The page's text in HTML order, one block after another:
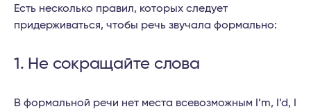
Есть несколько правил, которых следует
придерживаться, чтобы речь звучала формально:
1. Не сокращайте слова
В формальной речи нет места всевозможным I’m, I’d, I